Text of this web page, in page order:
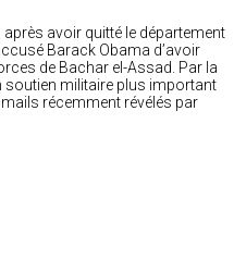
avoir quitté le département
Barack Obama d’avoir
de Bachar el-Assad. Par la
soutien militaire plus important
récemment révélés par